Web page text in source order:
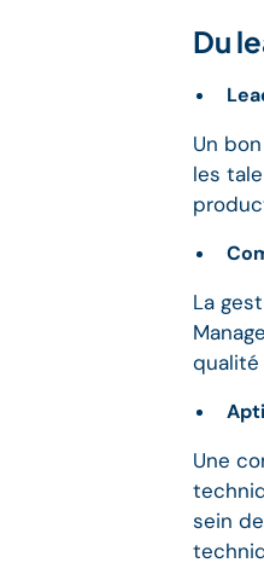
Du
Un
les
La
qualité
Une
sein